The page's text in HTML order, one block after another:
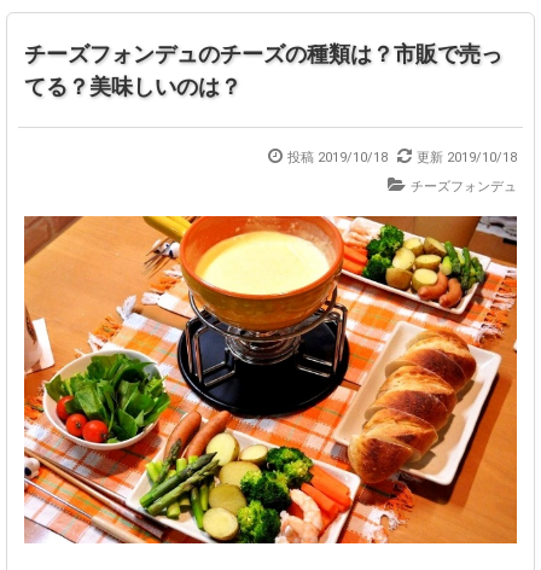
チーズフォンデュのチーズの種類は？市販で売っ
てる？美味しいのは？
投稿 2019/10/18 更新 2019/10/18
チーズフォンデュ